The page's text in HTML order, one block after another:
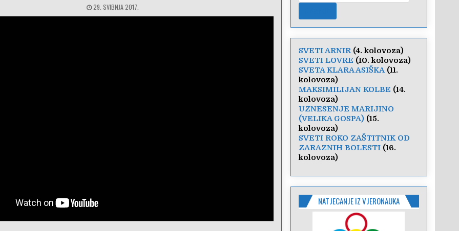
29. SVIBNJA 2017.
SVETI ARNIR(4. kolovoza)
SVETI LOVRE (10. kolovoza)
SVETA KLARA ASIŠKA(11.
kolovoza)
MAKSIMILIJAN KOLBE (14.
kolovoza)
UZNESENJE MARIJINO
(VELIKA GOSPA) (15.
kolovoza)
SVETI ROKO ZAŠTITNIK OD
ZARAZNIH BOLESTI(16.
kolovoza)
NATJECANJE IZ VJERONAUKA